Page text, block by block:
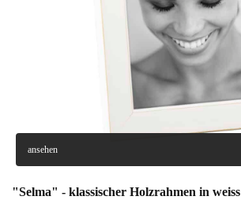
ansehen
"Selma" - klassischer Holzrahmen in weiss